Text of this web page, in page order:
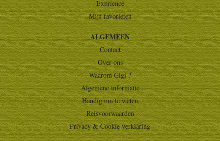
Exprience
Mijn favorieten
ALGEMEEN
Contact
Over ons
Waarom Gigi ?
Algemene informatie
Handig om te weten
Reisvoorwaarden
Privacy & Cookie verklaring